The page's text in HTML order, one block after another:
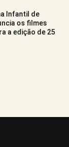
Infantil de
os filmes
a edição de 25